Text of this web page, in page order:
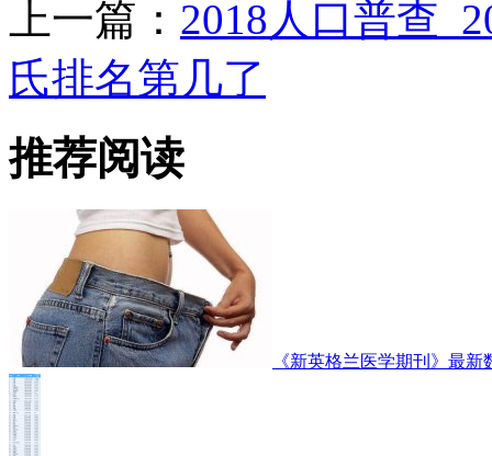
上一篇： 2018人口普查
氏排名第几了
推荐阅读
《新英格兰医学期刊》最